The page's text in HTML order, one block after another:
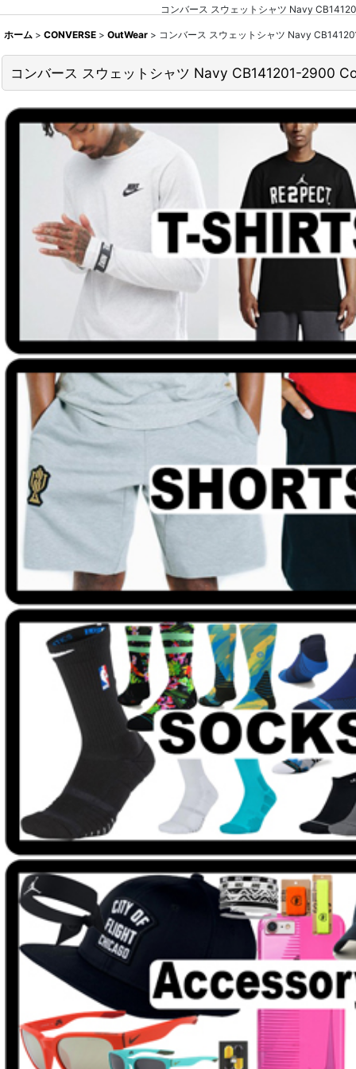
コンバース スウェットシャツ Navy
ホーム > CONVERSE > OutWear > コンバース スウェットシャツ Navy
コンバース スウェットシャツ Navy CB141201-2900